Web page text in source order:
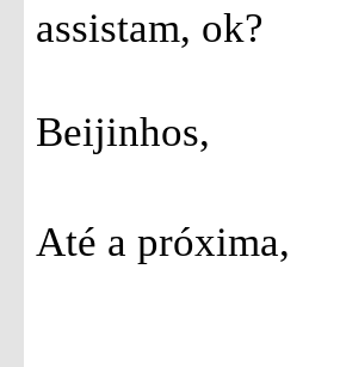
assistam, ok?
Beijinhos,
Até a próxima,